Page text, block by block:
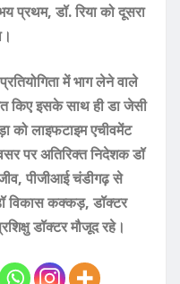
प्रथम, डॉ. रिया को दूसरा
में भाग लेने वाले
किए इसके साथ ही डा जेसी
को लाइफटाइम एचीवमेंट
पर अतिरिक्त निदेशक डॉ
पीजीआई चंडीगढ़ से
विकास कक्कड़, डॉक्टर
डॉक्टर मौजूद रहे।